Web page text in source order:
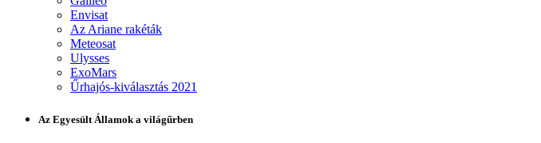
Envisat
Az Ariane rakéták
Meteosat
Ulysses
ExoMars
Űrhajós-kiválasztás 2021
Az Egyesült Államok a világűrben